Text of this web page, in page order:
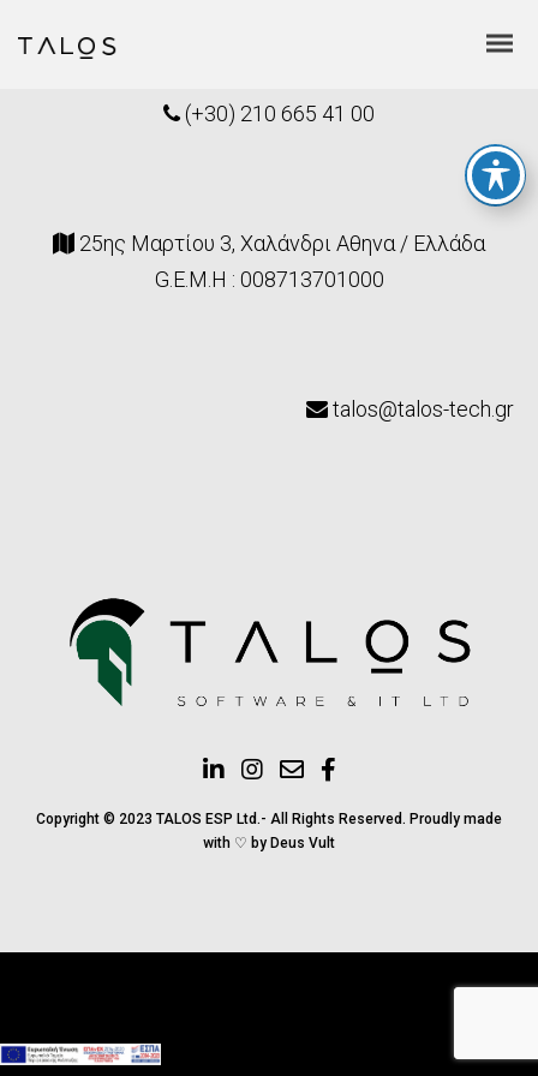
(+30) 210 665 41 00
25ης Μαρτίου 3, Χαλάνδρι Αθηνα / Ελλάδα
G.E.M.H : 008713701000
talos@talos-tech.gr
Copyright © 2023 TALOS ESP Ltd.- All Rights Reserved. Proudly made
with ♡ by Deus Vult